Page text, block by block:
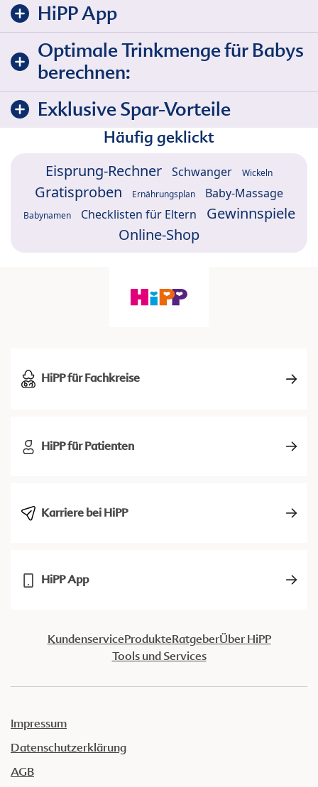
HiPP App
Optimale Trinkmenge für Babys
berechnen:
Exklusive Spar-Vorteile
Häufig geklickt
Eisprung-Rechner Schwanger Wickeln
Gratisproben Ernährungsplan Baby-Massage
Babynamen Checklisten für Eltern
Gewinnspiele
Online-Shop
HiPP für Fachkreise
HiPP für Patienten
Karriere bei HiPP
HiPP App
KundenserviceProdukteRatgeberÜber HiPP
Tools und Services
Impressum
Datenschutzerklärung
AGB